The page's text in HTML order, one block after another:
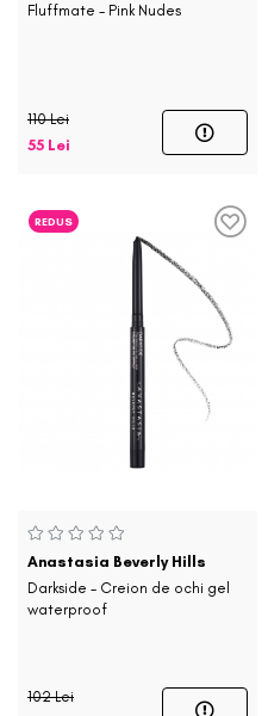
Fluffmate - Pink Nudes
110 Lei
55 Lei
REDUS
Anastasia Beverly Hills
Darkside - Creion de ochi gel
waterproof
102 Lei